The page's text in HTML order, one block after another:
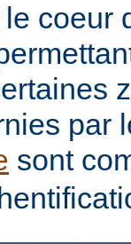
coeur
par
sont